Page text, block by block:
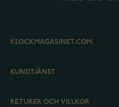
KLOCKMAGASINET.COM
KUNDTJÄNST
RETURER OCH VILLKOR